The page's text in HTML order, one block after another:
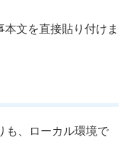
文を直接貼り付けま
も、ローカル環境で